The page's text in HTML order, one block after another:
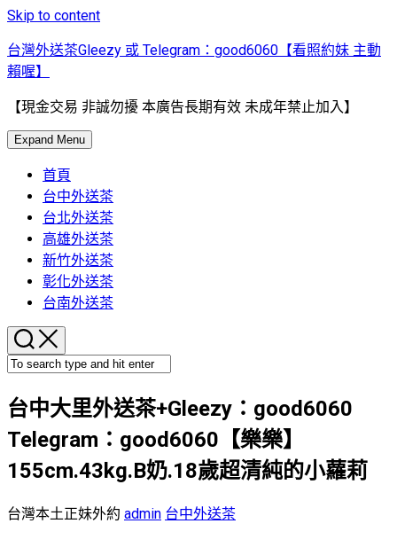
Skip to content
台灣外送茶Gleezy 或 Telegram：good6060【看照約妹 主動
賴喔】
【現金交易 非誠勿擾 本廣告長期有效 未成年禁止加入】
Expand Menu
首頁
台中外送茶
台北外送茶
高雄外送茶
新竹外送茶
彰化外送茶
台南外送茶
台中大里外送茶+Gleezy：good6060
Telegram：good6060【樂樂】
155cm.43kg.B奶.18歲超清純的小蘿莉
台灣本土正妹外約 admin 台中外送茶